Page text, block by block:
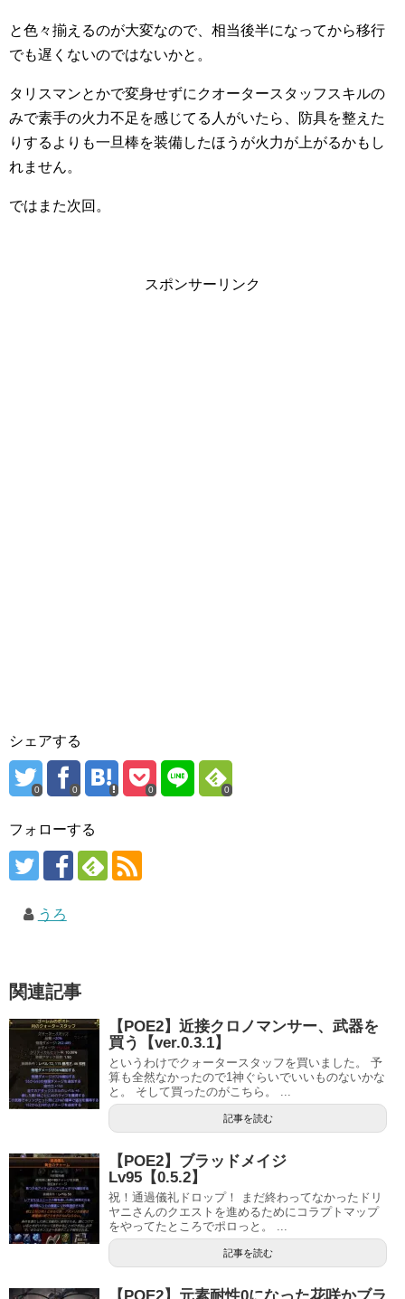
と色々揃えるのが大変なので、相当後半になってから移行
でも遅くないのではないかと。
タリスマンとかで変身せずにクオータースタッフスキルの
みで素手の火力不足を感じてる人がいたら、防具を整えた
りするよりも一旦棒を装備したほうが火力が上がるかもし
れません。
ではまた次回。
スポンサーリンク
シェアする
0 0 0 0
フォローする
うろ
関連記事
【POE2】近接クロノマンサー、武器を
買う【ver.0.3.1】
というわけでクォータースタッフを買いました。 予
算も全然なかったので1神ぐらいでいいものないかな
と。 そして買ったのがこちら。 ...
記事を読む
【POE2】ブラッドメイジ
Lv95【0.5.2】
祝！通過儀礼ドロップ！ まだ終わってなかったドリ
ヤニさんのクエストを進めるためにコラプトマップ
をやってたところでポロっと。 ...
記事を読む